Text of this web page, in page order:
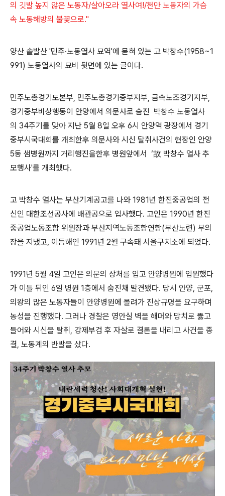
의 깃발 높지 않은 노동자/살아오라 열사여!/천만 노동자의 가슴
속 노동해방의 불꽃으로."
양산 솥발산 '민주·노동열사 묘역'에 묻혀 있는 고 박창수(1958~1
991) 노동열사의 묘비 뒷면에 있는 글이다.
민주노총경기도본부, 민주노총경기중부지부, 금속노조경기지부,
경기중부비상행동이 안양에서 의문사로 숨진 박창수 노동열사
의 34주기 를 맞아 지난 5월 8일 오후 6시 안양역 광장에서 경기
중부시국대회를 개최한후 의문사와 시신 탈취사건의 현장인 안양
5동 샘병원까지 거리행진을한후 병원앞에서 ‘故 박창수 열사 추
모행사'를 개최했다.
고 박창수 열사는 부산기계공고를 나와 1981년 한진중공업의 전
신인 대한조선공사에 배관공으로 입사했다. 고인은 1990년 한진
중공업노동조합 위원장과 부산지역노동조합연합(부산노련) 부의
장을 지냈고, 이듬해인 1991년 2월 구속돼 서울구치소에 되었다.
1991년 5월 4일 고인은 의문의 상처를 입고 안양병원에 입원했다
가 이틀 뒤인 6일 병원 1층에서 숨진채 발견됐다. 당시 안양, 군포,
의왕의 많은 노동자들이 안양병원에 몰려가 진상규명을 요구하며
농성을 진행했다. 그러나 경찰은 영안실 벽을 해머와 망치로 뚫고
들어와 시신을 탈취 , 강제부검 후 자살로 결론을 내리고 사건을 종
결, 노동계의 반발을 샀다.